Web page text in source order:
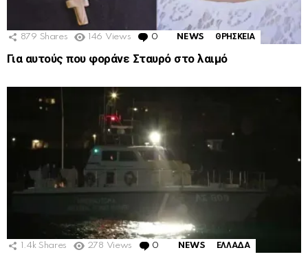
879 Shares 146 Views 0 Comments
NEWS ΘΡΗΣΚΕΙΑ
Για αυτούς που φοράνε Σταυρό στο λαιμό
1.4k Shares 278 Views 0 Comments
NEWS ΕΛΛΑΔΑ